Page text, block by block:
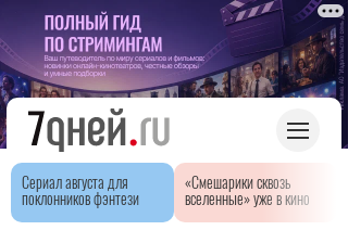
Сериал августа для
поклонников фэнтези
«Смешарики сквозь
вселенные» уже в кино